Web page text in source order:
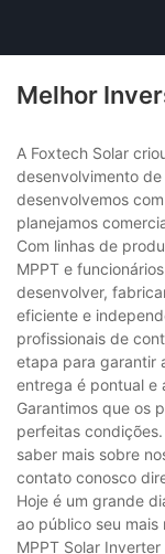
Melhor
A Foxtech Solar
desenvolvimento
desenvolvemos
planejamos
Com linhas de
MPPT e
desenvolver,
eficiente e
profissionais de
etapa para garantir
entrega é pontual e
Garantimos que os
perfeitas
saber mais sobre
contato conosco
Hoje é um grande
ao público seu
MPPT Solar